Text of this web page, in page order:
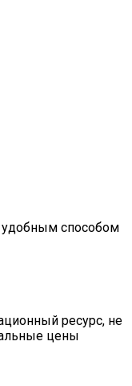
способом
ресурс, не
цены